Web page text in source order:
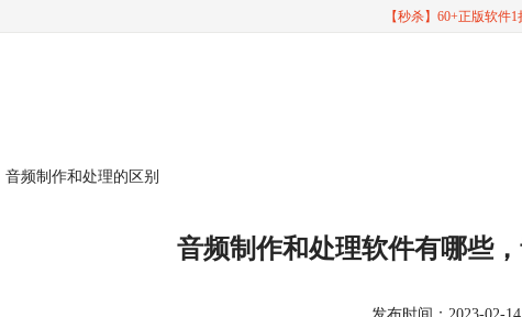
【秒杀】60+正版软件
频制作和处理的区别
音频制作和处理软件有哪些